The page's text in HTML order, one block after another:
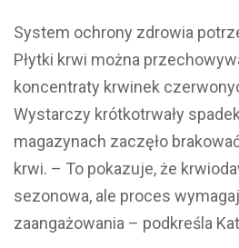
System ochrony zdrowia
Płytki krwi można
koncentraty krwinek
Wystarczy krótkotrwały
magazynach zaczęło
krwi. – To pokazuje, że
sezonowa, ale proces
zaangażowania – podkreśla